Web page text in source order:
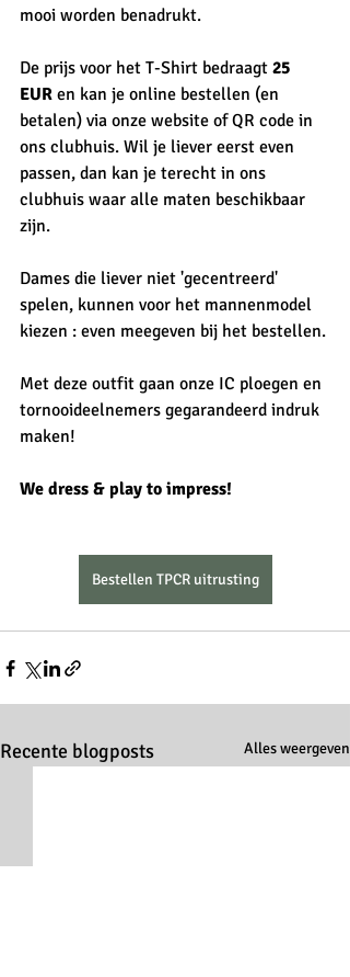
mooi worden benadrukt.
De prijs voor het T-Shirt bedraagt 25
EUR en kan je online bestellen (en
betalen) via onze website of QR code in
ons clubhuis. Wil je liever eerst even
passen, dan kan je terecht in ons
clubhuis waar alle maten beschikbaar
zijn.
Dames die liever niet 'gecentreerd'
spelen, kunnen voor het mannenmodel
kiezen : even meegeven bij het bestellen.
Met deze outfit gaan onze IC ploegen en
tornooideelnemers gegarandeerd indruk
maken!
We dress & play to impress!
Bestellen TPCR uitrusting
Recente blogposts Alles weergeven